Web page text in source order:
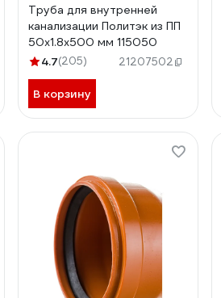
Труба для внутренней
канализации Политэк из ПП
50х1.8х500 мм 115050
4.7(205) 21207502
В корзину